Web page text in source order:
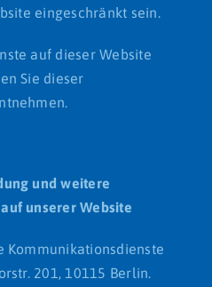
eingeschränkt sein.
auf dieser Website
Sie dieser
und weitere
unserer Website
Kommunikationsdienste
201, 10115 Berlin.